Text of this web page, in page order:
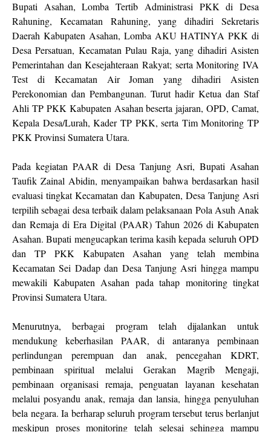
Bupati Asahan, Lomba Tertib Administrasi PKK di Desa
Rahuning, Kecamatan Rahuning, yang dihadiri Sekretaris
Daerah Kabupaten Asahan, Lomba AKU HATINYA PKK di
Desa Persatuan, Kecamatan Pulau Raja, yang dihadiri Asisten
Pemerintahan dan Kesejahteraan Rakyat; serta Monitoring IVA
Test di Kecamatan Air Joman yang dihadiri Asisten
Perekonomian dan Pembangunan. Turut hadir Ketua dan Staf
Ahli TP PKK Kabupaten Asahan beserta jajaran, OPD, Camat,
Kepala Desa/Lurah, Kader TP PKK, serta Tim Monitoring TP
PKK Provinsi Sumatera Utara.
Pada kegiatan PAAR di Desa Tanjung Asri, Bupati Asahan
Taufik Zainal Abidin, menyampaikan bahwa berdasarkan hasil
evaluasi tingkat Kecamatan dan Kabupaten, Desa Tanjung Asri
terpilih sebagai desa terbaik dalam pelaksanaan Pola Asuh Anak
dan Remaja di Era Digital (PAAR) Tahun 2026 di Kabupaten
Asahan. Bupati mengucapkan terima kasih kepada seluruh OPD
dan TP PKK Kabupaten Asahan yang telah membina
Kecamatan Sei Dadap dan Desa Tanjung Asri hingga mampu
mewakili Kabupaten Asahan pada tahap monitoring tingkat
Provinsi Sumatera Utara.
Menurutnya, berbagai program telah dijalankan untuk
mendukung keberhasilan PAAR, di antaranya pembinaan
perlindungan perempuan dan anak, pencegahan KDRT,
pembinaan spiritual melalui Gerakan Magrib Mengaji,
pembinaan organisasi remaja, penguatan layanan kesehatan
melalui posyandu anak, remaja dan lansia, hingga penyuluhan
bela negara. Ia berharap seluruh program tersebut terus berlanjut
meskipun proses monitoring telah selesai sehingga mampu